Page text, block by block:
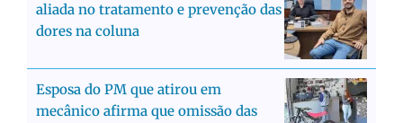
aliada no tratamento e prevenção das
dores na coluna
Esposa do PM que atirou em
mecânico afirma que omissão das